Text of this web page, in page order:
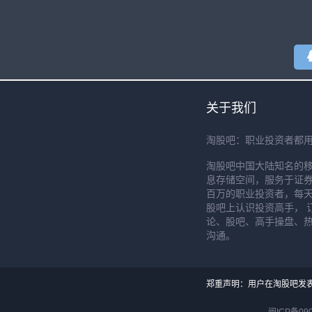
关于我们
淘股吧：职业投资者都
淘股吧中国大陆知名的
息存储空间，服务于证
百万的职业投资者，每
股吧上认识投资高手，
论、股吧、高手操盘、
沟通。
郑重声明：用户在淘股吧发